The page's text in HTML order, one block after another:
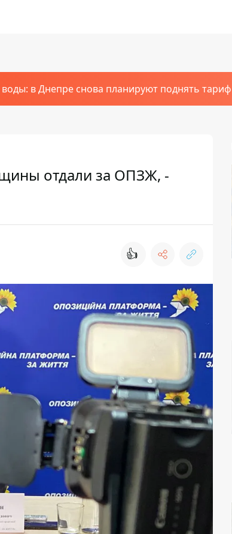
воды: в Днепре снова планируют поднять тариф
отдали за ОПЗЖ, -
👍